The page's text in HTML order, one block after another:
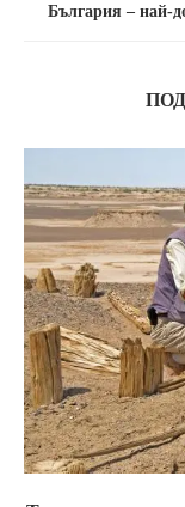
България – най-